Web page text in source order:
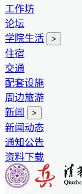
工作坊
论坛
学院生活
>
住宿
交通
配套设施
周边旅游
新闻
>
新闻动态
通知公告
资料下载